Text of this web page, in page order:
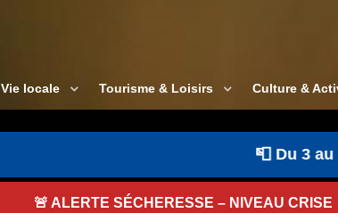
Vie locale Tourisme & Loisirs Culture &
📮 Du 3 au 22
🚨 ALERTE SÉCHERESSE – NIVEAU CRISE